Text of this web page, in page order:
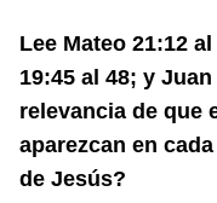
Lee Mateo 21:12
19:45 al 48; y
relevancia de que
aparezcan en
de Jesús?